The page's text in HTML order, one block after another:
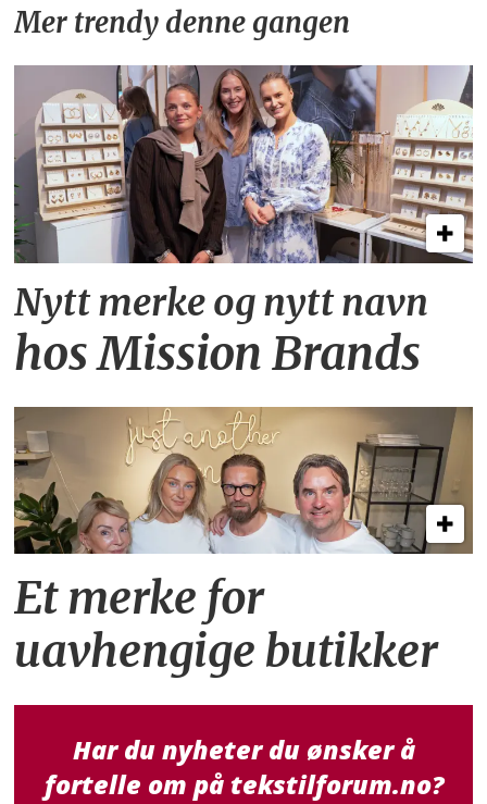
Mer trendy denne gangen
Nytt merke og nytt navn
hos Mission Brands
Et merke for
uavhengige butikker
Har du nyheter du ønsker å
fortelle om på tekstilforum.no?